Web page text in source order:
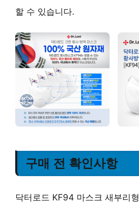
할 수 있습니다.
구매 전 확인사항
닥터로드 KF94 마스크 새부리